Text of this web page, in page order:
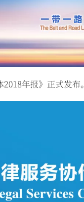
年报》正式发布。